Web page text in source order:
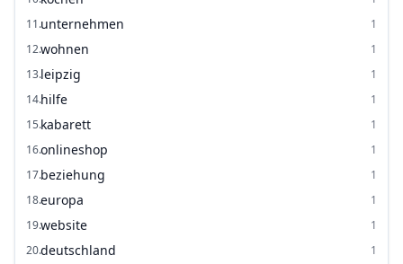
11.unternehmen
1
12.wohnen
1
13.leipzig
1
14.hilfe
1
15.kabarett
1
16.onlineshop
1
17.beziehung
1
18.europa
1
19.website
1
20.deutschland 1